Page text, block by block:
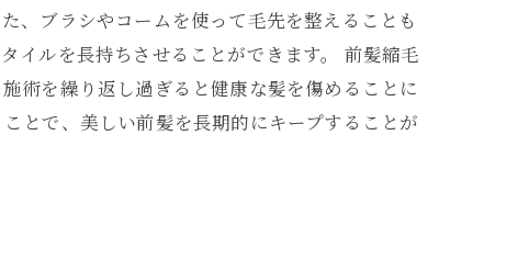
、ブラシやコームを使って毛先を整えることも
イルを長持ちさせることができます。 前髪縮毛
術を繰り返し過ぎると健康な髪を傷めることに
とで、美しい前髪を長期的にキープすることが